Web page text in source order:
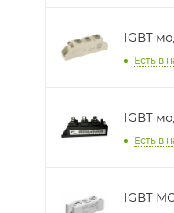
IGBT
Есть в
IGBT
Есть в
IGBT